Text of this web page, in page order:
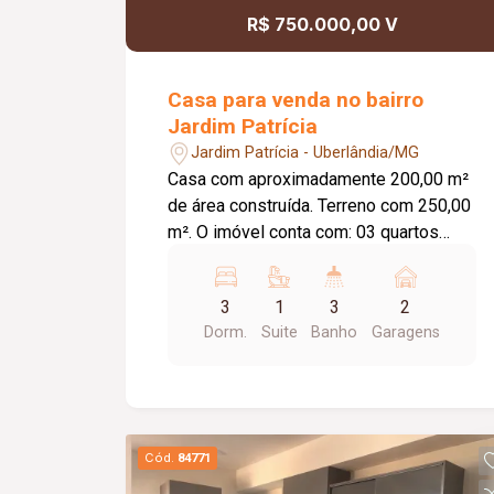
R$ 750.000,00 V
Casa para venda no bairro
Jardim Patrícia
Jardim Patrícia - Uberlândia/MG
Casa com aproximadamente 200,00 m²
de área construída. Terreno com 250,00
m². O imóvel conta com: 03 quartos
suíte; Sala ampla em 02 ambientes;
Lavabo; Banheiro social; Cozinha com
armários embutidos; Área de serviço;
completa; Teto rebaixado em gesso;
Piso em porcelanato; Ambientes
3
Dorm.
1
Suite
3
Banho
2
Garagens
Cód. 84771